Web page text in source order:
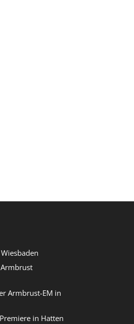
Armbrust-EM in
in Hatten